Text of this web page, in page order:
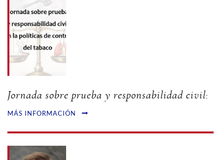
Jornada sobre prueba y responsabilidad civil:
MÁS INFORMACIÓN